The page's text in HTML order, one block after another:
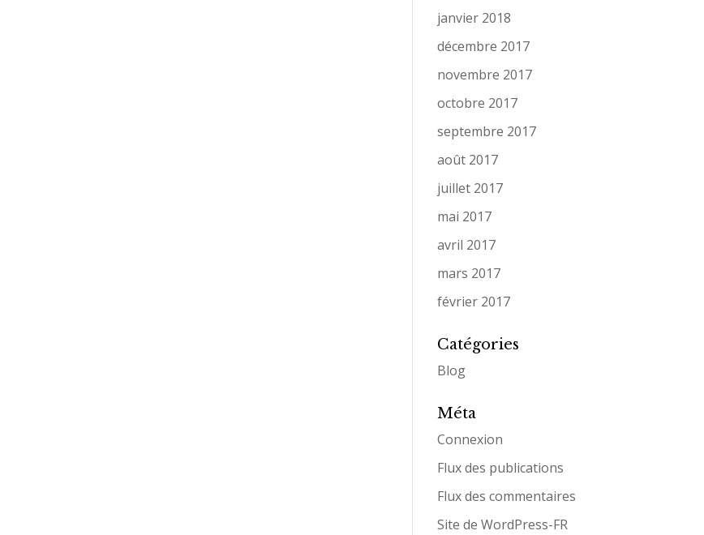
janvier 2018
décembre 2017
novembre 2017
octobre 2017
septembre 2017
août 2017
juillet 2017
mai 2017
avril 2017
mars 2017
février 2017
Catégories
Blog
Méta
Connexion
Flux des publications
Flux des commentaires
Site de WordPress-FR